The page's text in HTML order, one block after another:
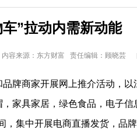
车”拉动内需新动能
容来源：东方财富 责任编辑：顾晓芸
牌商家开展网上推介活动，
家具家居，绿色食品，电子
集中开展电商直播发货，品牌